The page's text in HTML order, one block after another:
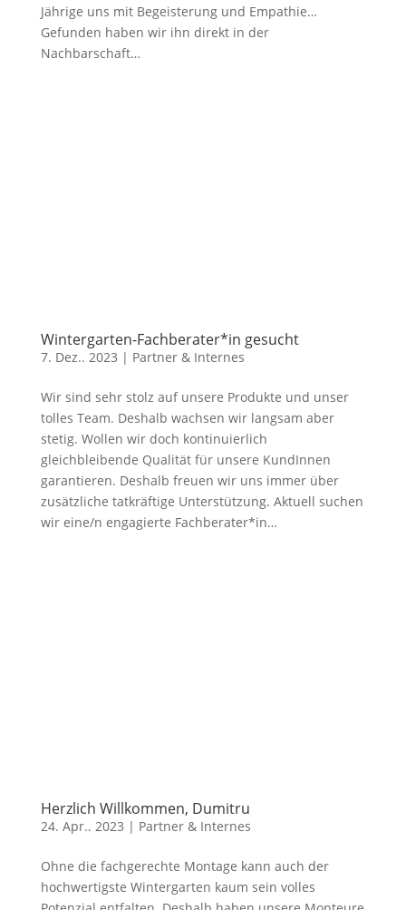
Jährige uns mit Begeisterung und Empathie…
Gefunden haben wir ihn direkt in der
Nachbarschaft…
Wintergarten-Fachberater*in gesucht
7. Dez.. 2023 | Partner & Internes
Wir sind sehr stolz auf unsere Produkte und unser
tolles Team. Deshalb wachsen wir langsam aber
stetig. Wollen wir doch kontinuierlich
gleichbleibende Qualität für unsere KundInnen
garantieren. Deshalb freuen wir uns immer über
zusätzliche tatkräftige Unterstützung. Aktuell suchen
wir eine/n engagierte Fachberater*in…
Herzlich Willkommen, Dumitru
24. Apr.. 2023 | Partner & Internes
Ohne die fachgerechte Montage kann auch der
hochwertigste Wintergarten kaum sein volles